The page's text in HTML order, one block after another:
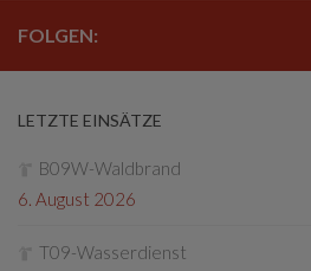
FOLGEN:
LETZTE EINSÄTZE
B09W-Waldbrand
6. August 2026
T09-Wasserdienst